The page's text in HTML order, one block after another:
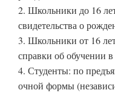
2. Школьники до 16
свидетельства о
3. Школьники от 16
справки об обучении
4. Студенты: по
очной формы